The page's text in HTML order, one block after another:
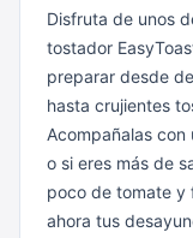
Disfruta de unos
tostador
preparar desde
hasta crujientes
Acompañalas
o si eres más de
poco de tomate y
ahora tus